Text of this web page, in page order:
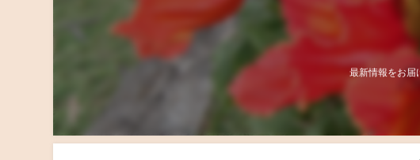
最新情報をお届